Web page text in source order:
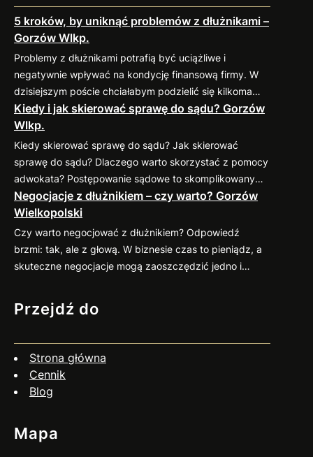
5 kroków, by uniknąć problemów z dłużnikami –
Gorzów Wlkp.
Problemy z dłużnikami potrafią być uciążliwe i
negatywnie wpływać na kondycję finansową firmy. W
dzisiejszym poście chciałabym podzielić się kilkoma
sprawdzonymi praktykami, które pomogą
zminimalizować ryzyko takich sytuacji. 1. Weryfikacja
kontrahenta przed nawiązaniem współpracy Zanim
podpiszesz umowę, dokładnie sprawdź potencjalnego
kontrahenta. Możesz zweryfikować jego wiarygodność
finansową w dostępnych bazach gospodarczych (np.
KRD, BIG) oraz poprosić o…
Kiedy i jak skierować sprawę do sądu? Gorzów
Wlkp.
Kiedy skierować sprawę do sądu? Jak skierować
sprawę do sądu? Dlaczego warto skorzystać z pomocy
adwokata? Postępowanie sądowe to skomplikowany
proces, który wymaga znajomości przepisów oraz
procedur. Profesjonalny pełnomocnik: Jeśli
zastanawiasz się nad skierowaniem swojej sprawy do
sądu, zapraszam do kontaktu
883 593 553. Chętnie
pomogę w ocenie sytuacji, przygotowaniu pozwu i
Negocjacje z dłużnikiem – czy warto? Gorzów
Wielkopolski
Czy warto negocjować z dłużnikiem? Odpowiedź
brzmi: tak, ale z głową. W biznesie czas to pieniądz, a
skuteczne negocjacje mogą zaoszczędzić jedno i
dłużnikiem często przynosi zaskakująco pozytywne
efekty. Dlaczego warto negocjować? Jak się
nieuczciwie…
Przejdź do
Strona główna
Cennik
Blog
Mapa